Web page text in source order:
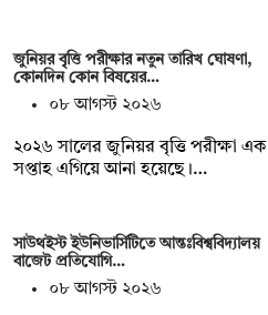
জুনিয়র বৃৃত্তি পরীক্ষার নতুন তারিখ ঘোষণা,
কোনদিন কোন বিষয়ের…
০৮ আগস্ট ২০২৬
২০২৬ সালের জুনিয়র বৃত্তি পরীক্ষা এক
সপ্তাহ এগিয়ে আনা হয়েছে।…
সাউথইস্ট ইউনিভার্সিটিতে আন্তঃবিশ্ববিদ্যালয়
বাজেট প্রতিযোগি…
০৮ আগস্ট ২০২৬